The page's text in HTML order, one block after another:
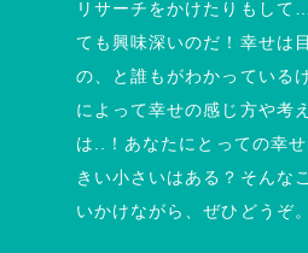
リサーチをかけたりもして
ても興味深いのだ！幸せは
の、と誰もがわかっている
によって幸せの感じ方や考
は..！あなたにとっての幸
きい小さいはある？そんな
いかけながら、ぜひどうぞ。